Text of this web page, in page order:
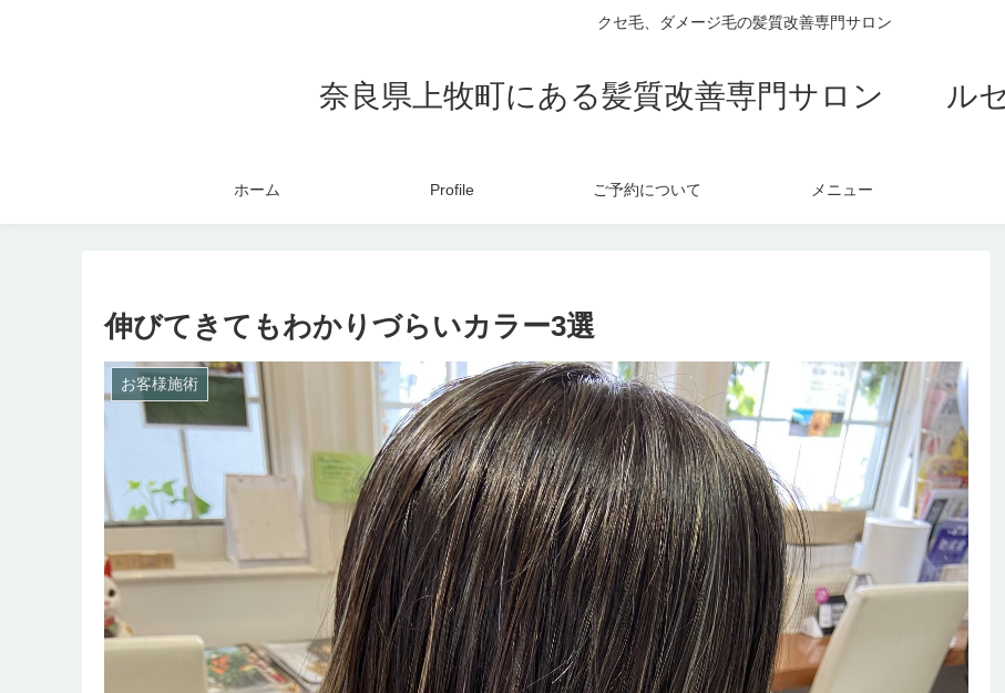
クセ毛、ダメージ毛の髪質改善専門サロン
奈良県上牧町にある髪質改善専門サロン ル
ホーム Profile ご予約について メニュー
伸びてきてもわかりづらいカラー3選
お客様施術